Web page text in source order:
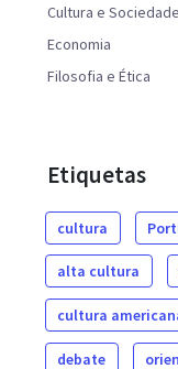
Cultura e Sociedade
Economia
Filosofia e Ética
Etiquetas
cultura
alta cultura
cultura
debate